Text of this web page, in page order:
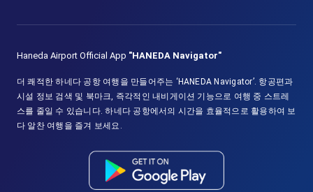
Haneda Airport Official App "HANEDA Navigator"
더 쾌적한 하네다 공항 여행을 만들어주는 ‘HANEDA Navigator’. 항공편과
시설 정보 검색 및 북마크, 즉각적인 내비게이션 기능으로 여행 중 스트레
스를 줄일 수 있습니다. 하네다 공항에서의 시간을 효율적으로 활용하여 보
다 알찬 여행을 즐겨 보세요.